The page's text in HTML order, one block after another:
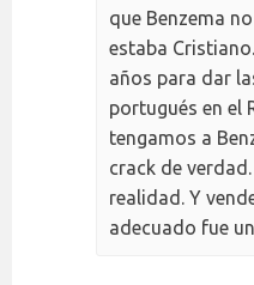
que Benzema
estaba
años para dar
portugués en el
tengamos a
crack de
realidad. Y
adecuado fue